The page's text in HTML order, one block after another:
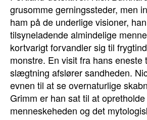
grusomme gerningssteder, men
ham på de underlige visioner,
tilsyneladende almindelige
kortvarigt forvandler sig til
monstre. En visit fra hans
slægtning afslører sandheden.
evnen til at se overnaturlige
Grimm er han sat til at
menneskeheden og det